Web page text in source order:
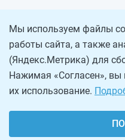
Мы используем файлы
работы сайта, а также
(Яндекс.Метрика) для
Нажимая «Согласен», вы
их использование.